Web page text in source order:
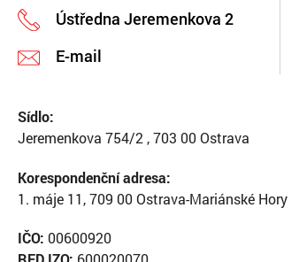
Ústředna Jeremenkova 2
E-mail
Sídlo:
Jeremenkova 754/2 , 703 00 Ostrava
Korespondenční adresa:
1. máje 11, 709 00 Ostrava-Mariánské Hory
IČO: 00600920